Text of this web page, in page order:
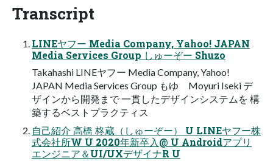
Transcript
LINEヤフー Media Company, Yahoo! JAPAN
Media Services Group しゅーぞー Shuzo
Takahashi LINEヤフー Media Company, Yahoo!
JAPAN Media Services Group もゆ Moyuri Iseki デ
ザインから開発まで 一貫したデザインシステムを 構
築するベストプラクティス
自己紹介 高橋 柊蔵（しゅーぞー） U LINEヤフー株
式会社所W U 2020年新卒入@ U Androidアプリ
エンジニア＆UI/UXデザイナR U